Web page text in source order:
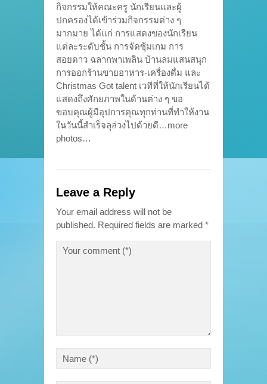
กิจกรรมให้คณะครู นักเรียนและผู้
ปกครองได้เข้าร่วมกิจกรรมต่าง ๆ
มากมาย ได้แก่ การแสดงของนักเรียน
แต่ละระดับชั้น การจัดซุ้มเกม การ
สอยดาว ฉลากพาเพลิน บ้านลมแสนสนุก
การออกร้านขายอาหาร-เครื่องดื่ม และ
Christmas Got talent เวทีที่ให้นักเรียนได้
แสดงถึงศักยภาพในด้านต่าง ๆ ขอ
ขอบคุณผู้มีอุปการคุณทุกท่านที่ทำให้งาน
ในวันนี้สำเร็จลุล่วงไปด้วยดี…more
photos…
Leave a Reply
Your email address will not be
published. Required fields are marked *